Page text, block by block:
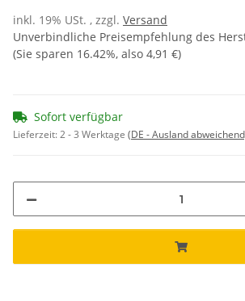
inkl. 19% USt. , zzgl. Versand
Unverbindliche Preisempfehlung des
(Sie sparen 16.42%, also 4,91 €)
Sofort verfügbar
Lieferzeit:2 - 3 Werktage (DE - Ausland